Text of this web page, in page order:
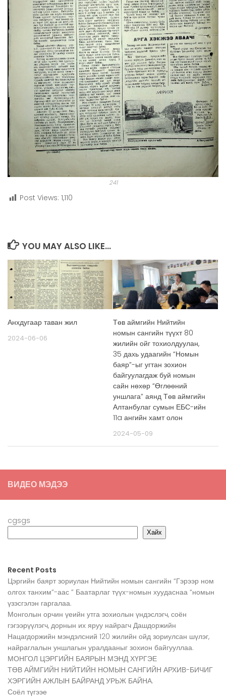
241
Post Views: 1,110
YOU MAY ALSO LIKE...
Анхдугаар таван жил
2024-06-06
Төв аймгийн Нийтийн
номын сангийн түүхт 80
жилийн ойг тохиолдуулан,
35 дахь удаагийн “Номын
баяр”-ыг угтан зохион
байгуулагдаж буй номын
сайн нөхөр “Өглөөний
уншлага” аянд Төв аймгийн
Алтанбулаг сумын ЕБС-ийн
11a ангийн хамт олон
2024-05-09
ВИДЕО МЭДЭЭ
cgsgs
Хайх
Recent Posts
Цэргийн баярт зориулан Нийтийн номын сангийн “Гэрээр ном
олгох танхим”-аас ” Баатарлаг түүх-номын хуудаснаа “номын
үзэсгэлэн гаргалаа.
Монголын орчин үеийн утга зохиолын үндэслэгч, соён
гэгээрүүлэгч, дорнын их яруу найрагч Дашдоржийн
Нацагдоржийн мэндэлсний 120 жилийн ойд зориулсан шүлэг,
найраглалын уншлагын уралдааныг зохион байгууллаа.
МОНГОЛ ЦЭРГИЙН БАЯРЫН МЭНД ХҮРГЭЕ
ТӨВ АЙМГИЙН НИЙТИЙН НОМЫН САНГИЙН АРХИВ-БИЧИГ
ХЭРГИЙН АЖЛЫН БАЙРАНД УРЬЖ БАЙНА.
Соёл түгээе